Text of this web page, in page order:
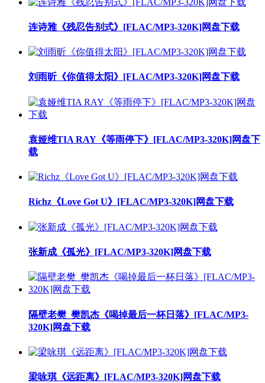
连诗雅《残忍告别式》[FLAC/MP3-320K]网盘下载
刘雨昕《你值得太阳》[FLAC/MP3-320K]网盘下载
袁娅维TIA RAY《等雨停下》[FLAC/MP3-320K]网盘下
载
Richz《Love Got U》[FLAC/MP3-320K]网盘下载
张新成《孤光》[FLAC/MP3-320K]网盘下载
隔壁老樊_樊凯杰《喝掉最后一杯日落》[FLAC/MP3-
320K]网盘下载
梁咏琪《远距离》[FLAC/MP3-320K]网盘下载